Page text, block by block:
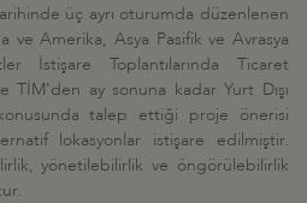
üç ayrı oturumda düzenlenen
Amerika, Asya Pasifik ve Avrasya
İstişare Toplantılarında Ticaret
TİM'den ay sonuna kadar Yurt Dışı
talep ettiği proje önerisi
lokasyonlar istişare edilmiştir.
yönetilebilirlik ve öngörülebilirlik